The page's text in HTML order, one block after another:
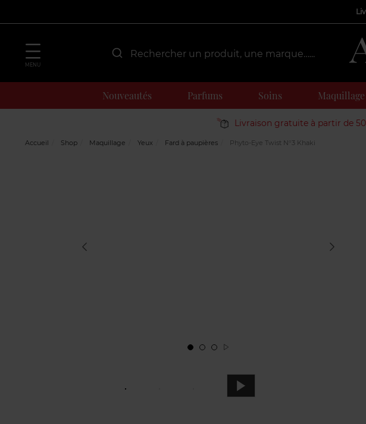
MENU
Nouveautés Parfums Soins Maquillage
Livraison gratuite à partir de
Accueil Shop Maquillage Yeux Fard à paupières Phyto-Eye Twist N°3 Khaki